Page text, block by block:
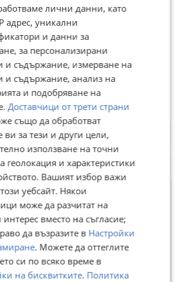
Дава под наем
ПОМЕЩЕНИЕ, гр.
Русе, Централен
южен район
4 100 €
8 018,90 лв
Продава ПРОМ.
19 558,30 лв
ЗЕМЯ
от 11 септември 2013г.
активен 01 август в 17:49 ч.
70 Обяви
лични данни, като
адрес, уникални
и данни за
за персонализирани
и съдържание, измерване на
и съдържание, анализ на
и подобряване на
Доставчици от трети страни
също да обработват
ви за тези и други цели,
използване на точни
геолокация и характеристики
Вашият избор важи
уебсайт. Някои
може да разчитат на
интерес вместо на съгласие;
да възразите в Настройки
. Можете да оттеглите
си по всяко време в
на бисквитките. Политика